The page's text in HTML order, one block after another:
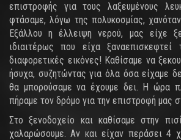
επιστροφής για τους λαξευμένους
φτάσαμε, λόγω της πολυκοσμίας,
Εξάλλου η έλλειψη νερού, μας είχε
ιδιαιτέρως που είχα
διαφορετικές εικόνες! Καθίσαμε να
ήσυχα, συζητώντας για όλα όσα είχαμε
θα μπορούσαμε να έχουμε δει. Η ώρα
πήραμε τον δρόμο για την επιστροφή μας
Στο ξενοδοχείο και καθίσαμε στην
χαλαρώσουμε. Αν και είχαν περάσει 4